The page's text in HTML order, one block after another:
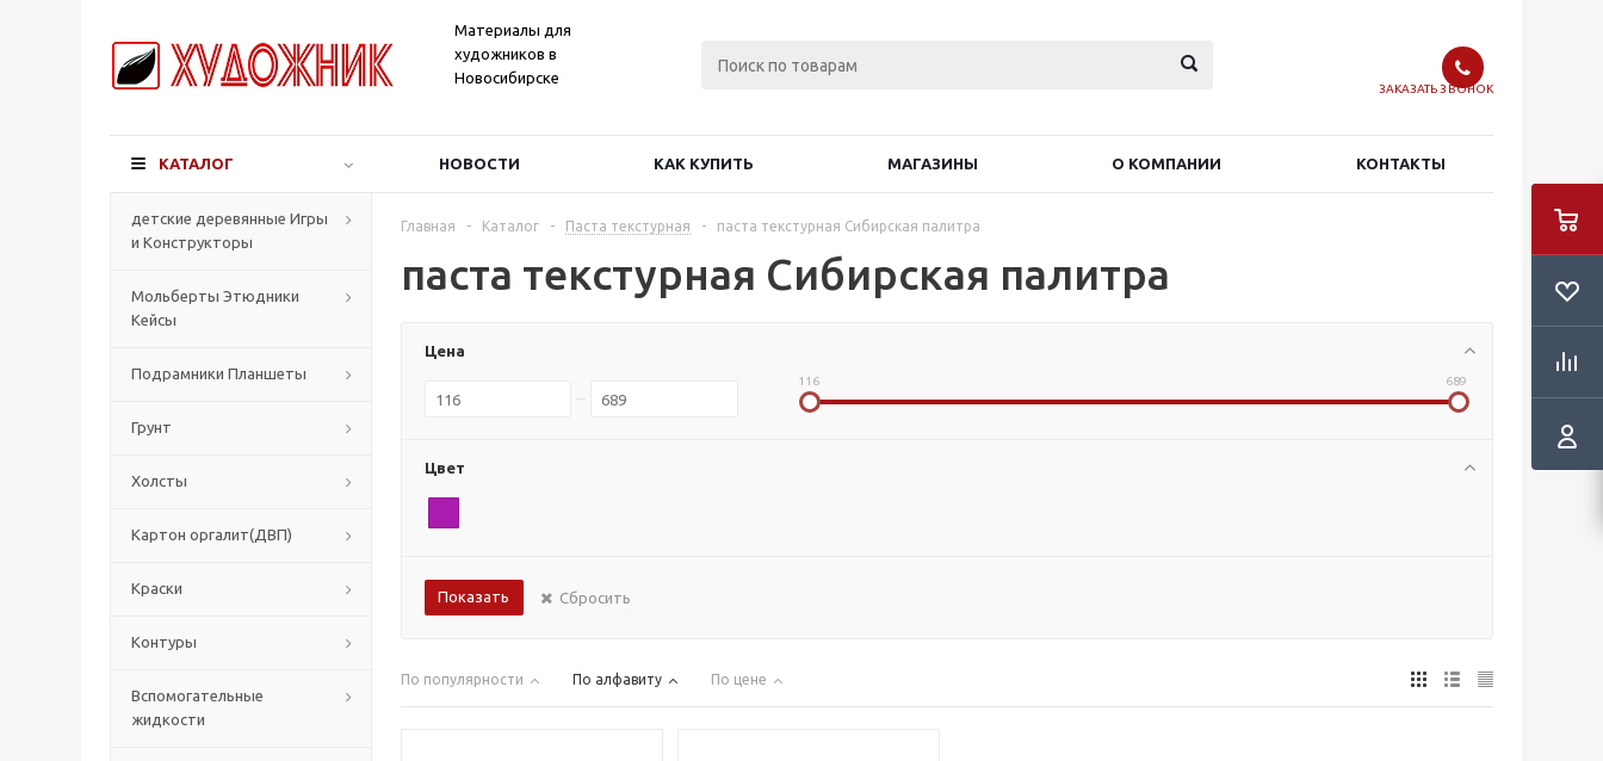
Материалы для
художников в
Новосибирске
ЗАКАЗАТЬ ЗВОНОК
КАТАЛОГ НОВОСТИ КАК КУПИТЬ МАГАЗИНЫ О КОМПАНИИ КОНТАКТЫ
детские деревянные Игры
и Конструкторы
Мольберты Этюдники
Кейсы
Подрамники Планшеты
Грунт
Холсты
Картон оргалит(ДВП)
Краски
Контуры
Вспомогательные
жидкости
Главная - Каталог - Паста текстурная - паста текстурная Сибирская палитра
паста текстурная Сибирская палитра
Цена
116 689
Цвет
Сбросить
По популярности По алфавиту По цене